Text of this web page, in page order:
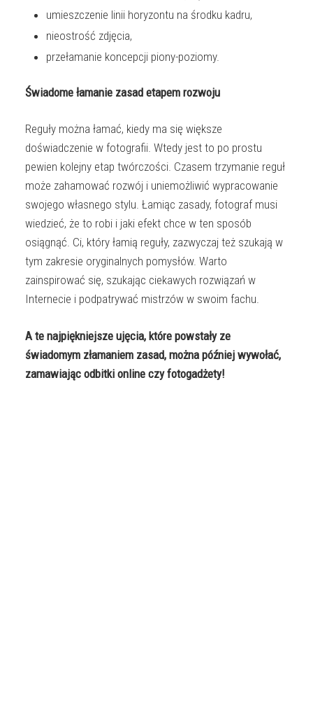
umieszczenie linii horyzontu na środku kadru,
nieostrość zdjęcia,
przełamanie koncepcji piony-poziomy.
Świadome łamanie zasad etapem rozwoju
Reguły można łamać, kiedy ma się większe
doświadczenie w fotografii. Wtedy jest to po prostu
pewien kolejny etap twórczości. Czasem trzymanie reguł
może zahamować rozwój i uniemożliwić wypracowanie
swojego własnego stylu. Łamiąc zasady, fotograf musi
wiedzieć, że to robi i jaki efekt chce w ten sposób
osiągnąć. Ci, który łamią reguły, zazwyczaj też szukają w
tym zakresie oryginalnych pomysłów. Warto
zainspirować się, szukając ciekawych rozwiązań w
Internecie i podpatrywać mistrzów w swoim fachu.
A te najpiękniejsze ujęcia, które powstały ze
świadomym złamaniem zasad, można później wywołać,
zamawiając odbitki online czy fotogadżety!